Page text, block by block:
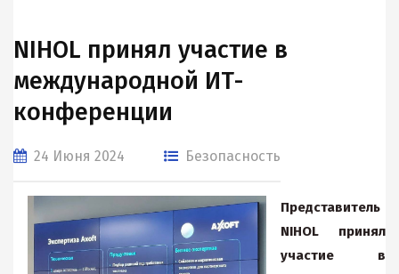
NIHOL принял участие в
международной ИТ-
конференции
24 Июня 2024 Безопасность
Представитель
NIHOL принял
участие в